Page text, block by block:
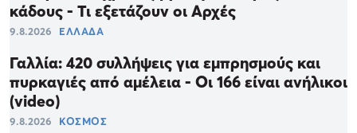
κάδους - Τι εξετάζουν οι Αρχές
9.8.2026 ΕΛΛΑΔΑ
Γαλλία: 420 συλλήψεις για εμπρησμούς και
πυρκαγιές από αμέλεια - Οι 166 είναι ανήλικοι
(video)
9.8.2026 ΚΟΣΜΟΣ